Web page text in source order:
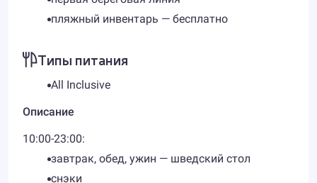
​пляжный инвентарь — бесплатно
Типы питания
All Inclusive
Описание
10:00-23:00:
завтрак, обед, ужин — шведский стол
снэки